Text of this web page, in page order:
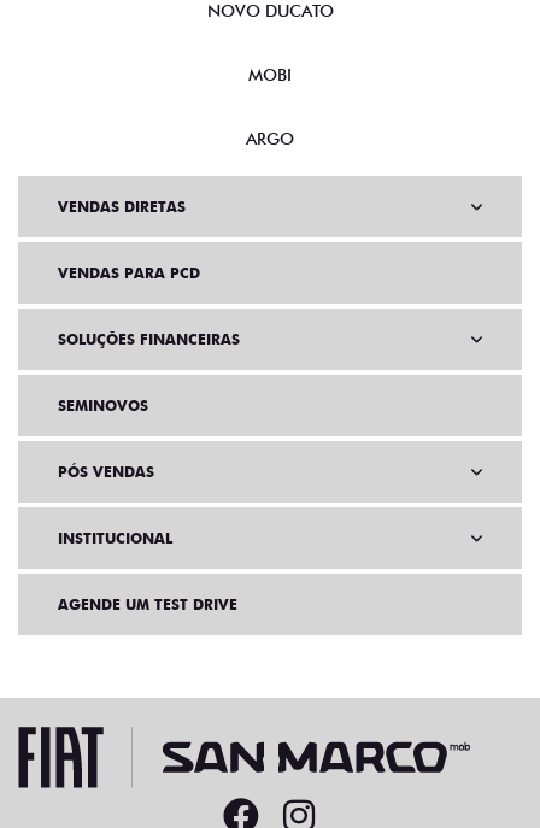
NOVO DUCATO
MOBI
ARGO
VENDAS DIRETAS
VENDAS PARA PCD
SOLUÇÕES FINANCEIRAS
SEMINOVOS
PÓS VENDAS
INSTITUCIONAL
AGENDE UM TEST DRIVE